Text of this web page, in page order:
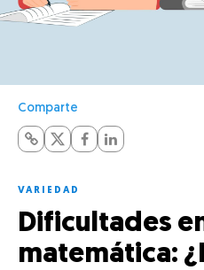
Comparte
VARIEDAD
Dificultades
matemática: